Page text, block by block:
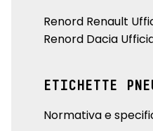
Renord Renault
Renord Dacia
ETICHETTE
Normativa e